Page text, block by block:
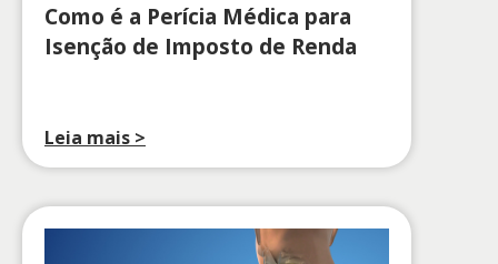
Como é a Perícia Médica para
Isenção de Imposto de Renda
Leia mais >